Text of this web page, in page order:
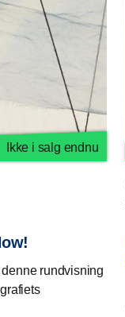
Ikke i salg endnu
rundvisning